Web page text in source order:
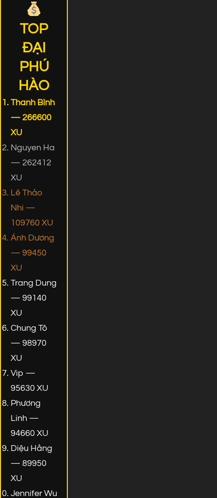
TOP
ĐẠI
PHÚ
HÀO
Thanh Bình
— 266600
XU
Nguyen Ha
— 262412
XU
Lê Thảo
Nhi —
109760 XU
Ánh Dương
— 99450
XU
Trang Dung
— 99140
XU
Chung Tô
— 98970
XU
Vip —
95630 XU
Phương
Linh —
94660 XU
Diệu Hằng
— 89950
XU
Jennifer Wu